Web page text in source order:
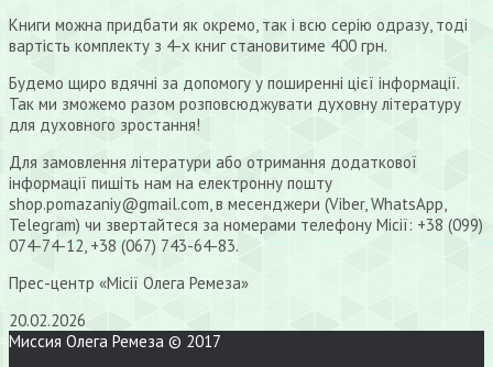
Книги можна придбати як окремо, так і всю серію одразу, тоді
вартість комплекту з 4-х книг становитиме 400 грн.
Будемо щиро вдячні за допомогу у поширенні цієї інформації.
Так ми зможемо разом розповсюджувати духовну літературу
для духовного зростання!
Для замовлення літератури або отримання додаткової
інформації пишіть нам на електронну пошту
shop.pomazaniy@gmail.com, в месенджери (Viber, WhatsApp,
Telegram) чи звертайтеся за номерами телефону Місії: +38 (099)
074-74-12, +38 (067) 743-64-83.
Прес-центр «Місії Олега Ремеза»
20.02.2026
Миссия Олега Ремеза © 2017